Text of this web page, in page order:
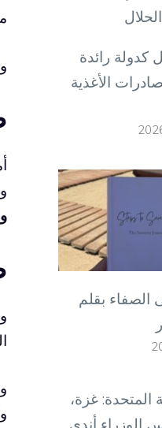
كدولة رائدة
الأغذية
بقلم